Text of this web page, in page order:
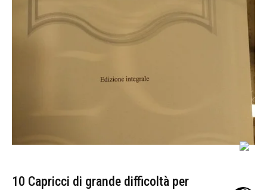
10 Capricci di grande difficoltà per